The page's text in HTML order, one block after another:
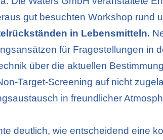
gut besuchten Workshop rund
in Lebensmitteln.
für Fragestellungen in
über die aktuellen
Target-Screening auf nicht
in freundlicher
deutlich, wie entscheidend eine